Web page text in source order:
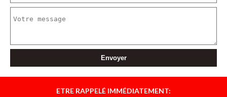
ETRE RAPPELÉ IMMÉDIATEMENT: